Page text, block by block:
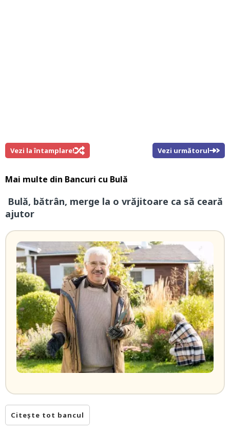
Vezi la întamplare! Vezi următorul
Mai multe din Bancuri cu Bulă
Bulă, bătrân, merge la o vrăjitoare ca să ceară
ajutor
Citește tot bancul